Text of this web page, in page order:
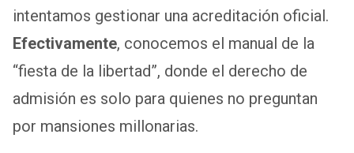
intentamos gestionar una acreditación oficial.
Efectivamente, conocemos el manual de la
“fiesta de la libertad”, donde el derecho de
admisión es solo para quienes no preguntan
por mansiones millonarias.